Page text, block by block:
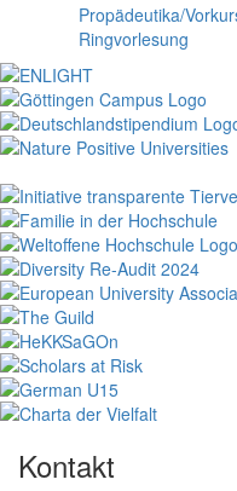
Propädeutika/
Ringvorlesung
Kontakt